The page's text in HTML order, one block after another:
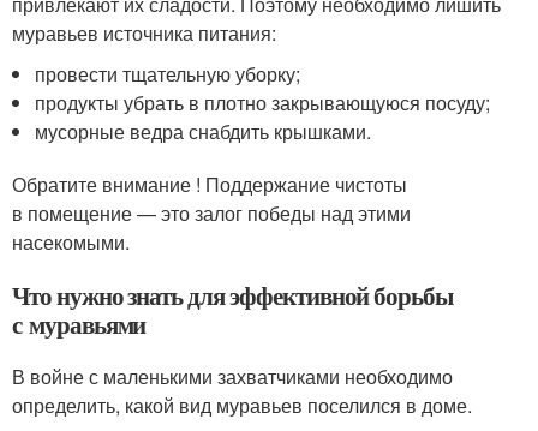
муравьев источника питания:
провести тщательную уборку;
продукты убрать в плотно закрывающуюся посуду;
мусорные ведра снабдить крышками.
Обратите внимание ! Поддержание чистоты
в помещение — это залог победы над этими
насекомыми.
Что нужно знать для эффективной борьбы
с муравьями
В войне с маленькими захватчиками необходимо
определить, какой вид муравьев поселился в доме.